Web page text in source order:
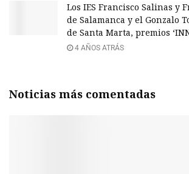
Los IES Francisco Salinas y
de Salamanca y el Gonzalo
de Santa Marta, premios
4 AÑOS ATRÁS
Noticias más comentadas